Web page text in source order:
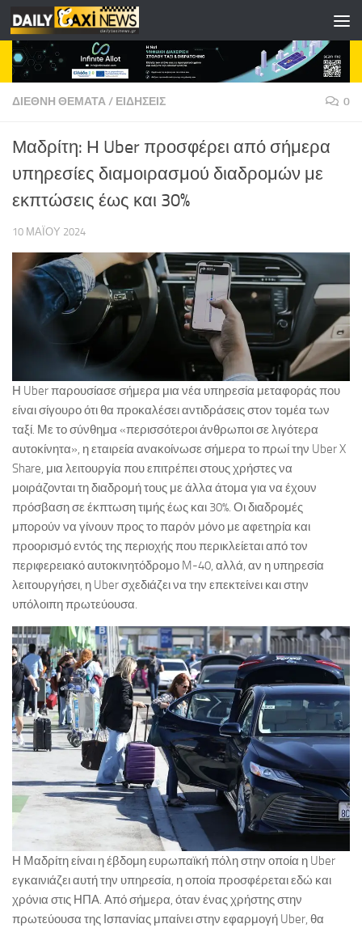
Skip to content
ΔΙΕΘΝΗ ΘΕΜΑΤΑ/ ΕΙΔΗΣΕΙΣ 0
Μαδρίτη: Η Uber προσφέρει από σήμερα
υπηρεσίες διαμοιρασμού διαδρομών με
εκπτώσεις έως και 30%
10 ΜΑΪ́ΟΥ 2024
Η Uber παρουσίασε σήμερα μια νέα υπηρεσία μεταφοράς που
είναι σίγουρο ότι θα προκαλέσει αντιδράσεις στον τομέα των
ταξί. Με το σύνθημα «περισσότεροι άνθρωποι σε λιγότερα
αυτοκίνητα», η εταιρεία ανακοίνωσε σήμερα το πρωί την Uber X
Share, μια λειτουργία που επιτρέπει στους χρήστες να
μοιράζονται τη διαδρομή τους με άλλα άτομα για να έχουν
πρόσβαση σε έκπτωση τιμής έως και 30%. Οι διαδρομές
μπορούν να γίνουν προς το παρόν μόνο με αφετηρία και
προορισμό εντός της περιοχής που περικλείεται από τον
περιφερειακό αυτοκινητόδρομο M-40, αλλά, αν η υπηρεσία
λειτουργήσει, η Uber σχεδιάζει να την επεκτείνει και στην
υπόλοιπη πρωτεύουσα.
Η Μαδρίτη είναι η έβδομη ευρωπαϊκή πόλη στην οποία η Uber
εγκαινιάζει αυτή την υπηρεσία, η οποία προσφέρεται εδώ και
χρόνια στις ΗΠΑ. Από σήμερα, όταν ένας χρήστης στην
πρωτεύουσα της Ισπανίας μπαίνει στην εφαρμογή Uber, θα